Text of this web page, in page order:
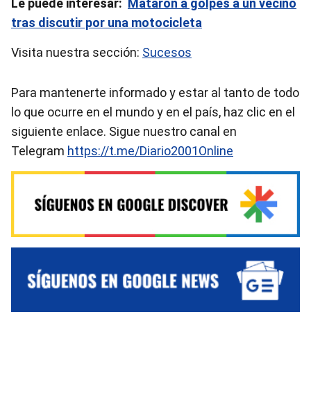
Le puede interesar: Mataron a golpes a un vecino
tras discutir por una motocicleta
Visita nuestra sección: Sucesos
Para mantenerte informado y estar al tanto de todo
lo que ocurre en el mundo y en el país, haz clic en el
siguiente enlace. Sigue nuestro canal en
Telegram https://t.me/Diario2001Online